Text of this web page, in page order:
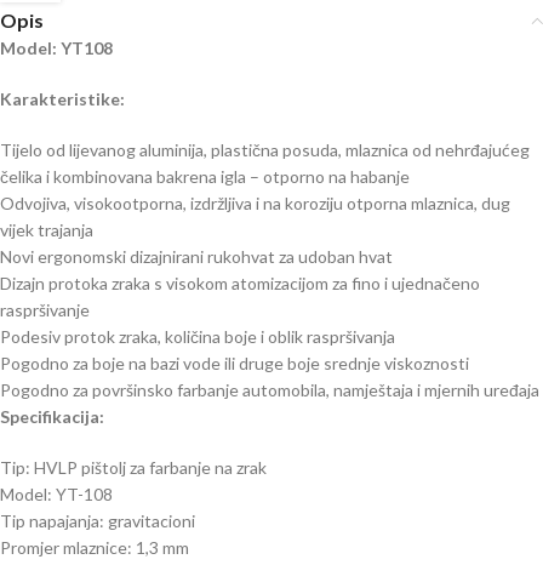
Opis
Model: YT108
Karakteristike:
Tijelo od lijevanog aluminija, plastična posuda, mlaznica od nehrđajućeg
čelika i kombinovana bakrena igla – otporno na habanje
Odvojiva, visokootporna, izdržljiva i na koroziju otporna mlaznica, dug
vijek trajanja
Novi ergonomski dizajnirani rukohvat za udoban hvat
Dizajn protoka zraka s visokom atomizacijom za fino i ujednačeno
raspršivanje
Podesiv protok zraka, količina boje i oblik raspršivanja
Pogodno za boje na bazi vode ili druge boje srednje viskoznosti
Pogodno za površinsko farbanje automobila, namještaja i mjernih uređaja
Specifikacija:
Tip: HVLP pištolj za farbanje na zrak
Model: YT-108
Tip napajanja: gravitacioni
Promjer mlaznice: 1,3 mm